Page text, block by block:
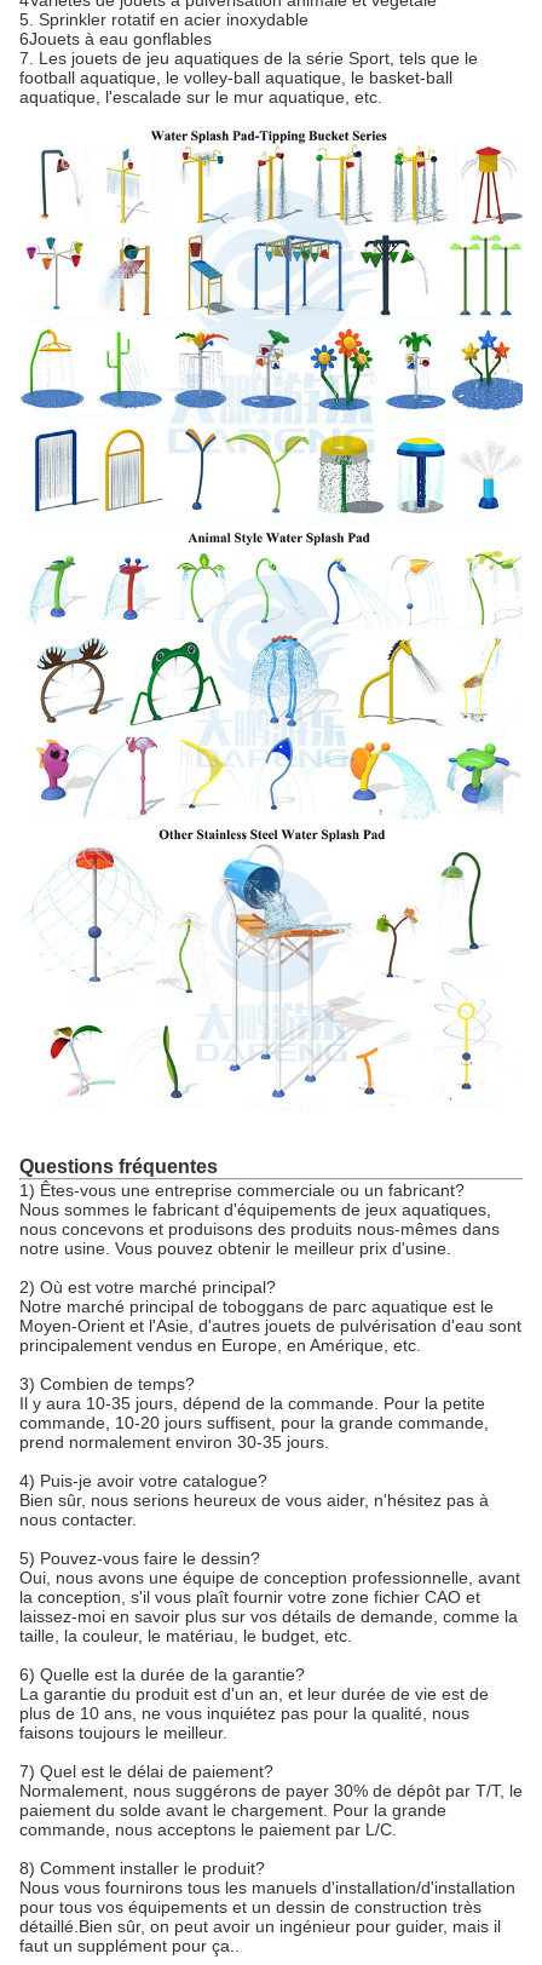
5. Sprinkler rotatif en acier inoxydable
6Jouets à eau gonflables
7. Les jouets de jeu aquatiques de la série Sport, tels que le
football aquatique, le volley-ball aquatique, le basket-ball
aquatique, l'escalade sur le mur aquatique, etc.
Questions fréquentes
1) Êtes-vous une entreprise commerciale ou un fabricant?
Nous sommes le fabricant d'équipements de jeux aquatiques,
nous concevons et produisons des produits nous-mêmes dans
notre usine. Vous pouvez obtenir le meilleur prix d'usine.
2) Où est votre marché principal?
Notre marché principal de toboggans de parc aquatique est le
Moyen-Orient et l'Asie, d'autres jouets de pulvérisation d'eau sont
principalement vendus en Europe, en Amérique, etc.
3) Combien de temps?
Il y aura 10-35 jours, dépend de la commande. Pour la petite
commande, 10-20 jours suffisent, pour la grande commande,
prend normalement environ 30-35 jours.
4) Puis-je avoir votre catalogue?
Bien sûr, nous serions heureux de vous aider, n'hésitez pas à
nous contacter.
5) Pouvez-vous faire le dessin?
Oui, nous avons une équipe de conception professionnelle, avant
la conception, s'il vous plaît fournir votre zone fichier CAO et
laissez-moi en savoir plus sur vos détails de demande, comme la
taille, la couleur, le matériau, le budget, etc.
6) Quelle est la durée de la garantie?
La garantie du produit est d'un an, et leur durée de vie est de
plus de 10 ans, ne vous inquiétez pas pour la qualité, nous
faisons toujours le meilleur.
7) Quel est le délai de paiement?
Normalement, nous suggérons de payer 30% de dépôt par T/T, le
paiement du solde avant le chargement. Pour la grande
commande, nous acceptons le paiement par L/C.
8) Comment installer le produit?
Nous vous fournirons tous les manuels d'installation/d'installation
pour tous vos équipements et un dessin de construction très
détaillé.Bien sûr, on peut avoir un ingénieur pour guider, mais il
faut un supplément pour ça..